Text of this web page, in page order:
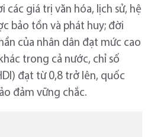
các giá trị văn hóa, lịch sử, hệ
bảo tồn và phát huy; đời
của nhân dân đạt mức cao
trong cả nước, chỉ số
đạt từ 0,8 trở lên, quốc
đảm vững chắc.